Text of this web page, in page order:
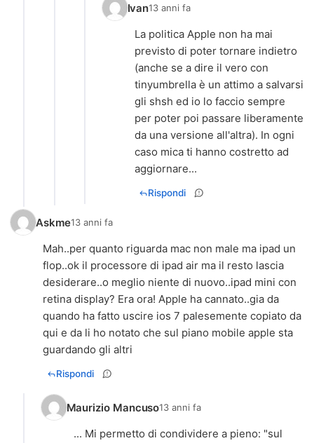
Ivan13 anni fa
La politica Apple non ha mai
previsto di poter tornare indietro
(anche se a dire il vero con
tinyumbrella è un attimo a salvarsi
gli shsh ed io lo faccio sempre
per poter poi passare liberamente
da una versione all'altra). In ogni
caso mica ti hanno costretto ad
aggiornare...
Rispondi
Askme13 anni fa
Mah..per quanto riguarda mac non male ma ipad un
flop..ok il processore di ipad air ma il resto lascia
desiderare..o meglio niente di nuovo..ipad mini con
retina display? Era ora! Apple ha cannato..gia da
quando ha fatto uscire ios 7 palesemente copiato da
qui e da li ho notato che sul piano mobile apple sta
guardando gli altri
Rispondi
Maurizio Mancuso13 anni fa
... Mi permetto di condividere a pieno: "sul